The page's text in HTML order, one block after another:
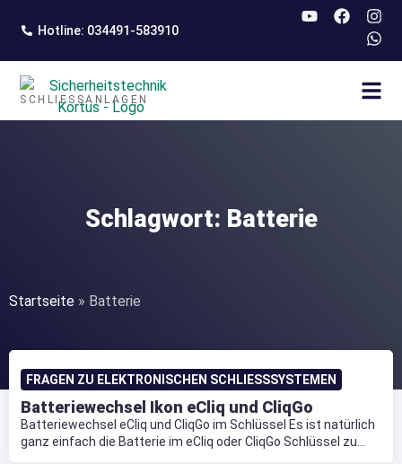
springen
Hotline: 034491-583910
SCHLIESSANLAGEN
Schlagwort: Batterie
Startseite » Batterie
FRAGEN ZU ELEKTRONISCHEN SCHLIESSSYSTEMEN
Batteriewechsel Ikon eCliq und CliqGo
Batteriewechsel eCliq und CliqGo im Schlüssel Es ist natürlich
ganz einfach die Batterie im eCliq oder CliqGo Schlüssel zu...